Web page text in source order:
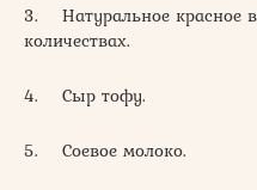
3. Натуральное красное
количествах.
4. Сыр тофу.
5. Соевое молоко.